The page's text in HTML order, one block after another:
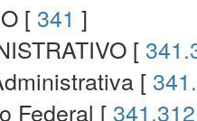
[ 341 ]
[
[
Federal [ 341.312